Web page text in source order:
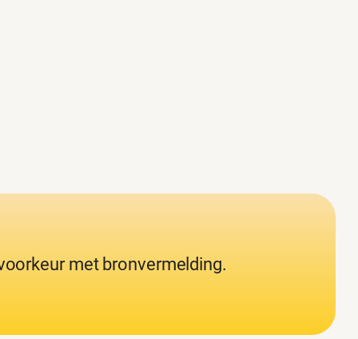
met bronvermelding.